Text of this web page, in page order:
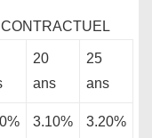
20
ans
25
ans
3.10% 3.20%